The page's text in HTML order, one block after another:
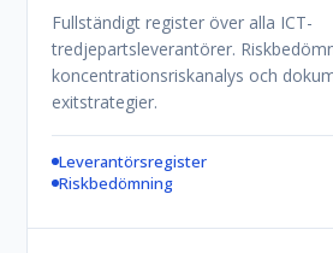
Fullständigt register över alla ICT-
tredjepartsleverantörer.
koncentrationsriskanalys och
exitstrategier.
Leverantörsregister
Riskbedömning